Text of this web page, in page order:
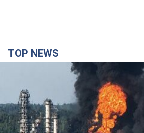
TOP NEWS